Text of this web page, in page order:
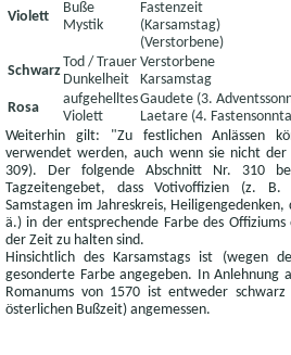
Violett
Buße
Mystik
Fastenzeit
(Karsamstag)
(Verstorbene)
Schwarz
Tod / Trauer
Dunkelheit
Verstorbene
Karsamstag
Rosa
aufgehelltes
Violett
Gaudete (3.
Laetare (4.
Weiterhin gilt: "Zu festlichen Anlässen
verwendet werden, auch wenn sie nicht der
309). Der folgende Abschnitt Nr. 310
Tagzeitengebet, dass Votivoffizien (z.
Samstagen im Jahreskreis,
ä.) in der entsprechende Farbe des
der Zeit zu halten sind.
Hinsichtlich des Karsamstags ist (wegen
gesonderte Farbe angegeben. In Anlehnung
Romanums von 1570 ist entweder
österlichen Bußzeit) angemessen.